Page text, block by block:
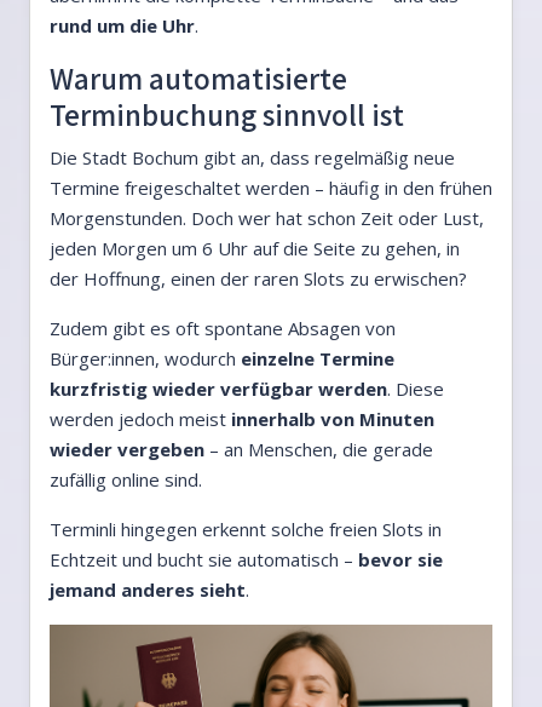
rund um die Uhr.
Warum automatisierte
Terminbuchung sinnvoll ist
Die Stadt Bochum gibt an, dass regelmäßig neue
Termine freigeschaltet werden – häufig in den frühen
Morgenstunden. Doch wer hat schon Zeit oder Lust,
jeden Morgen um 6 Uhr auf die Seite zu gehen, in
der Hoffnung, einen der raren Slots zu erwischen?
Zudem gibt es oft spontane Absagen von
Bürger:innen, wodurch einzelne Termine
kurzfristig wieder verfügbar werden. Diese
werden jedoch meist innerhalb von Minuten
wieder vergeben – an Menschen, die gerade
zufällig online sind.
Terminli hingegen erkennt solche freien Slots in
Echtzeit und bucht sie automatisch – bevor sie
jemand anderes sieht.